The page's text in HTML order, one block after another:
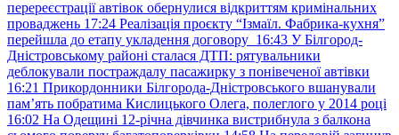
перереєстрації автівок обернулися відкриттям кримінальних
проваджень 17:24 Реалізація проєкту “Ізмаїл. Фабрика-кухня”
перейшла до етапу укладення договору 16:43 У Білгород-
Дністровському районі сталася ДТП: рятувальники
деблокували постраждалу пасажирку з понівеченої автівки
16:21 Прикордонники Білгорода-Дністровського вшанували
пам’ять побратима Кислицького Олега, полеглого у 2014 році
16:02 На Одещині 12-річна дівчинка вистрибнула з балкона